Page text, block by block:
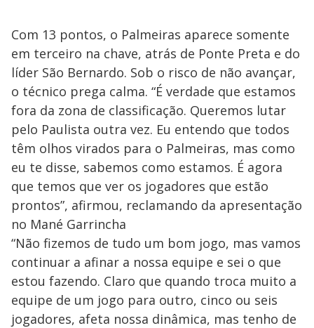
Com 13 pontos, o Palmeiras aparece somente
em terceiro na chave, atrás de Ponte Preta e do
líder São Bernardo. Sob o risco de não avançar,
o técnico prega calma. “É verdade que estamos
fora da zona de classificação. Queremos lutar
pelo Paulista outra vez. Eu entendo que todos
têm olhos virados para o Palmeiras, mas como
eu te disse, sabemos como estamos. É agora
que temos que ver os jogadores que estão
prontos”, afirmou, reclamando da apresentação
no Mané Garrincha
“Não fizemos de tudo um bom jogo, mas vamos
continuar a afinar a nossa equipe e sei o que
estou fazendo. Claro que quando troca muito a
equipe de um jogo para outro, cinco ou seis
jogadores, afeta nossa dinâmica, mas tenho de